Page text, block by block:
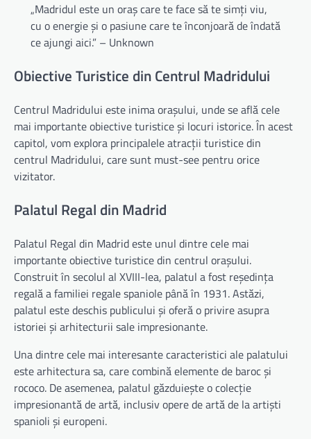
„Madridul este un oraș care te face să te simți viu,
cu o energie și o pasiune care te înconjoară de îndată
ce ajungi aici.” – Unknown
Obiective Turistice din Centrul Madridului
Centrul Madridului este inima orașului, unde se află cele
mai importante obiective turistice și locuri istorice. În acest
capitol, vom explora principalele atracții turistice din
centrul Madridului, care sunt must-see pentru orice
vizitator.
Palatul Regal din Madrid
Palatul Regal din Madrid este unul dintre cele mai
importante obiective turistice din centrul orașului.
Construit în secolul al XVIII-lea, palatul a fost reședința
regală a familiei regale spaniole până în 1931. Astăzi,
palatul este deschis publicului și oferă o privire asupra
istoriei și arhitecturii sale impresionante.
Una dintre cele mai interesante caracteristici ale palatului
este arhitectura sa, care combină elemente de baroc și
rococo. De asemenea, palatul găzduiește o colecție
impresionantă de artă, inclusiv opere de artă de la artiști
spanioli și europeni.